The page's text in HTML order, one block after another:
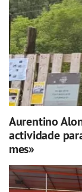
Aurentino
actividade
mes»